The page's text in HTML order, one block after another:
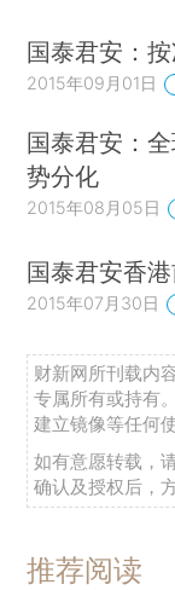
国泰君安：
2015年09月01日
国泰君安：
势分化
2015年08月05日
国泰君安香
2015年07月30日
财新网所刊载内
专属所有或持有
建立镜像等任何使
如有意愿转载，
确认及授权后，
推荐阅读